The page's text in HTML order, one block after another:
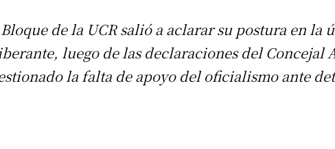
de la UCR salió a aclarar su postura en la
luego de las declaraciones del Concejal
la falta de apoyo del oficialismo ante